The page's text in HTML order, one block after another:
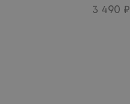
3 490 ₽